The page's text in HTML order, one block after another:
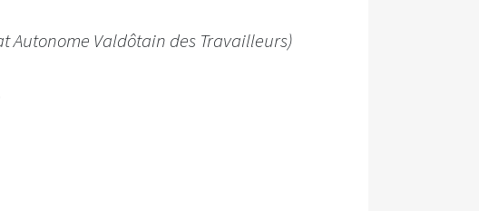
Autonome Valdôtain des Travailleurs)